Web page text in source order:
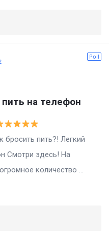
Poll
на телефон
Легкий
Смотри здесь! На
количество ...